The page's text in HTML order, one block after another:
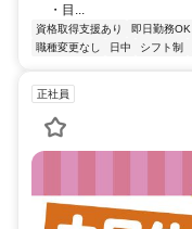
・目...
資格取得支援あり 即日勤務OK
職種変更なし
日中 シフト制
正社員